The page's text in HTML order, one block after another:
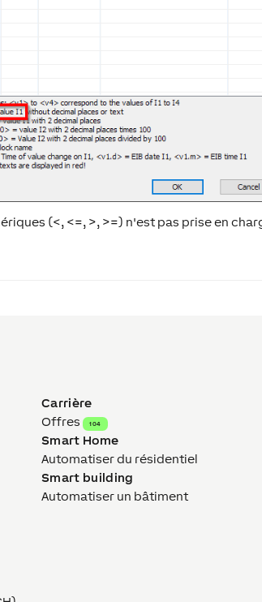
(<, <=, >, >=) n'est pas prise en
Carrière
Offres
104
Smart Home
Automatiser du résidentiel
Smart building
Automatiser un bâtiment